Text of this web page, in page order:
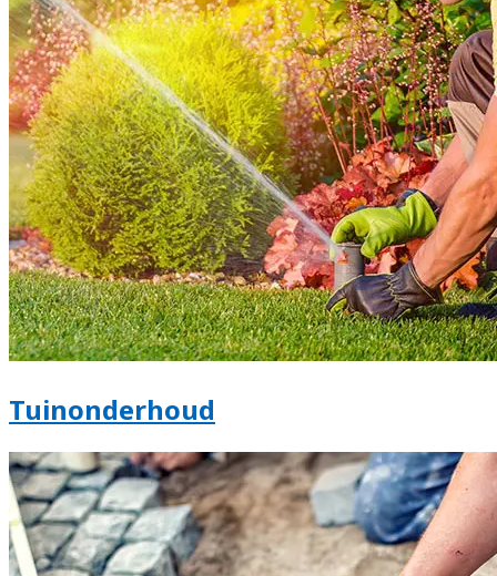
Tuinonderhoud